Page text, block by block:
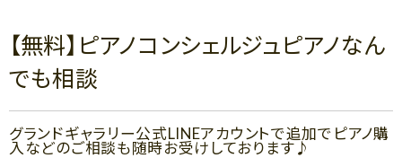
【無料】ピアノコンシェルジュピアノなん
でも相談
グランドギャラリー公式LINEアカウントで追加でピアノ購
入などのご相談も随時お受けしております♪